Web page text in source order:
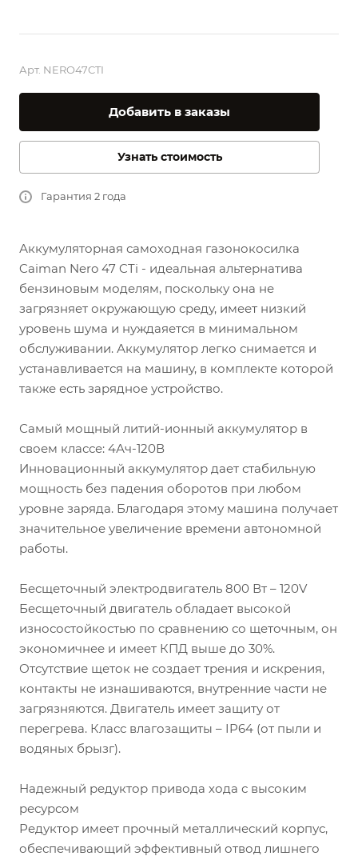
Арт. NERO47CTI
Добавить в заказы
Узнать стоимость
Гарантия 2 года
Аккумуляторная самоходная газонокосилка
Caiman Nero 47 CTi - идеальная альтернатива
бензиновым моделям, поскольку она не
загрязняет окружающую среду, имеет низкий
уровень шума и нуждаяется в минимальном
обслуживании. Аккумулятор легко снимается и
устанавливается на машину, в комплекте которой
также есть зарядное устройство.
Самый мощный литий-ионный аккумулятор в
своем классе: 4Ач-120В
Инновационный аккумулятор дает стабильную
мощность без падения оборотов при любом
уровне заряда. Благодаря этому машина получает
значительное увеличение времени автономной
работы.
Бесщеточный электродвигатель 800 Вт – 120V
Бесщеточный двигатель обладает высокой
износостойкостью по сравнению со щеточным, он
экономичнее и имеет КПД выше до 30%.
Отсутствие щеток не создает трения и искрения,
контакты не изнашиваются, внутренние части не
загрязняются. Двигатель имеет защиту от
перегрева. Класс влагозащиты – IP64 (от пыли и
водяных брызг).
Надежный редуктор привода хода с высоким
ресурсом
Редуктор имеет прочный металлический корпус,
обеспечивающий эффективный отвод лишнего